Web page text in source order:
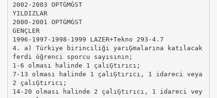
2002-2003 OPTĠMĠST
YILDIZLAR
2000-2001 OPTĠMĠST
GENÇLER
1996-1997-1998-1999 LAZER+Tekno 293-4.7
4. a) Türkiye birinciliği yarıĢmalarına katılacak
ferdi öğrenci sporcu sayısının;
1-6 olması halinde 1 çalıĢtırıcı;
7-13 olması halinde 1 çalıĢtırıcı, 1 idareci veya
2 çalıĢtırıcı;
14-20 olması halinde 2 çalıĢtırıcı, 1 idareci vey